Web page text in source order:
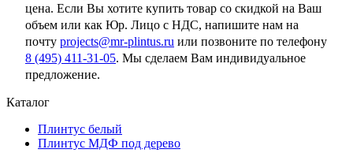
цена. Если Вы хотите купить товар со скидкой на Ваш
объем или как Юр. Лицо с НДС, напишите нам на
почту projects@mr-plintus.ru или позвоните по телефону
8 (495) 411-31-05. Мы сделаем Вам индивидуальное
предложение.
Каталог
Плинтус белый
Плинтус МДФ под дерево